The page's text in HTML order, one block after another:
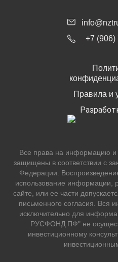
+7 (906)
Правила и
Все права на информацию и
защищены в соответствии с
Федерации.
использование
сайте, или ее части
письменного согласия. Вся
исключительно для
РУСФОНД ПФ" не
инвестиционному